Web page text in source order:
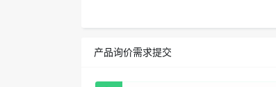
产品询价需求提交